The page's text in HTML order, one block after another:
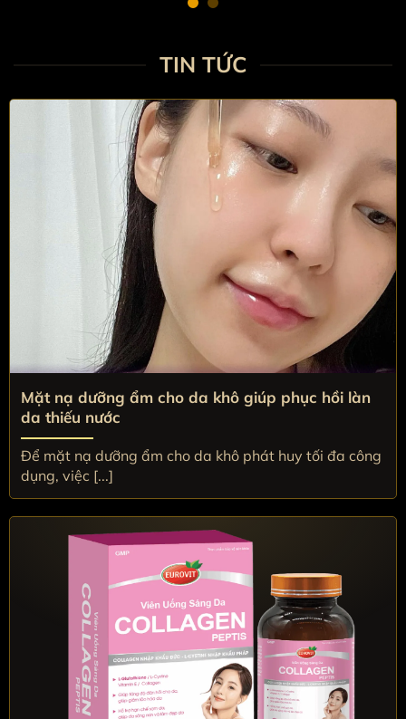
TIN TỨC
Mặt nạ dưỡng ẩm giúp da khô căng mịn tức thì
Mặt nạ dưỡng ẩm cho da khô giúp phục hồi làn
da thiếu nước
Để mặt nạ dưỡng ẩm cho da khô phát huy tối đa công
dụng, việc [...]